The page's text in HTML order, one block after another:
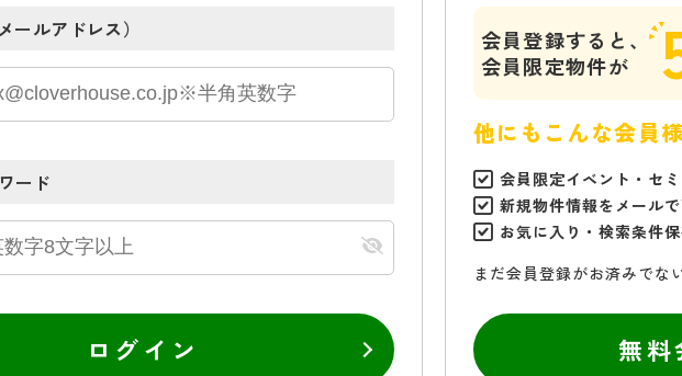
ールアドレス）
ード
ログイン
会員登録すると、
会員限定物件が
他にもこんな会員
会員限定イベント・セ
新規物件情報をメール
お気に入り・検索条件
まだ会員登録がお済みでな
無料